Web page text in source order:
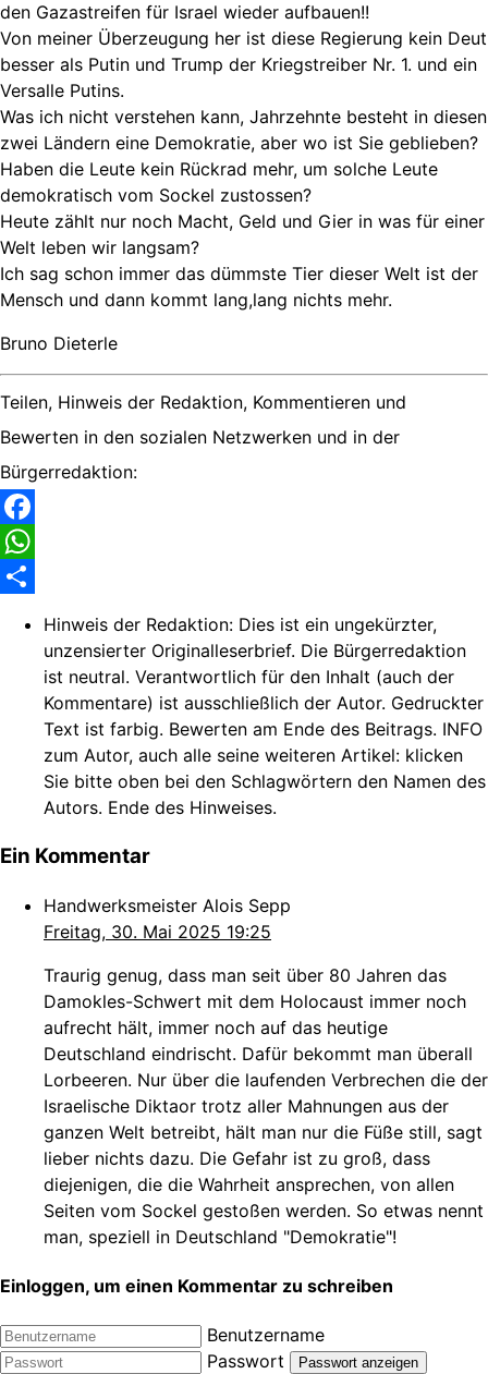
den Gazastreifen für Israel wieder aufbauen!!
Von meiner Überzeugung her ist diese Regierung kein Deut
besser als Putin und Trump der Kriegstreiber Nr. 1. und ein
Versalle Putins.
Was ich nicht verstehen kann, Jahrzehnte besteht in diesen
zwei Ländern eine Demokratie, aber wo ist Sie geblieben?
Haben die Leute kein Rückrad mehr, um solche Leute
demokratisch vom Sockel zustossen?
Heute zählt nur noch Macht, Geld und Gier in was für einer
Welt leben wir langsam?
Ich sag schon immer das dümmste Tier dieser Welt ist der
Mensch und dann kommt lang,lang nichts mehr.
Bruno Dieterle
Teilen, Hinweis der Redaktion, Kommentieren und
Bewerten in den sozialen Netzwerken und in der
Bürgerredaktion:
Facebook
WhatsApp
Hinweis der Redaktion: Dies ist ein ungekürzter,
unzensierter Originalleserbrief. Die Bürgerredaktion
ist neutral. Verantwortlich für den Inhalt (auch der
Kommentare) ist ausschließlich der Autor. Gedruckter
Text ist farbig. Bewerten am Ende des Beitrags. INFO
zum Autor, auch alle seine weiteren Artikel: klicken
Sie bitte oben bei den Schlagwörtern den Namen des
Autors. Ende des Hinweises.
Ein Kommentar
Handwerksmeister Alois Sepp
Freitag, 30. Mai 2025 19:25
Traurig genug, dass man seit über 80 Jahren das
Damokles-Schwert mit dem Holocaust immer noch
aufrecht hält, immer noch auf das heutige
Deutschland eindrischt. Dafür bekommt man überall
Lorbeeren. Nur über die laufenden Verbrechen die der
Israelische Diktaor trotz aller Mahnungen aus der
ganzen Welt betreibt, hält man nur die Füße still, sagt
lieber nichts dazu. Die Gefahr ist zu groß, dass
diejenigen, die die Wahrheit ansprechen, von allen
Seiten vom Sockel gestoßen werden. So etwas nennt
man, speziell in Deutschland "Demokratie"!
Einloggen, um einen Kommentar zu schreiben
Benutzername
Passwort
Passwort anzeigen